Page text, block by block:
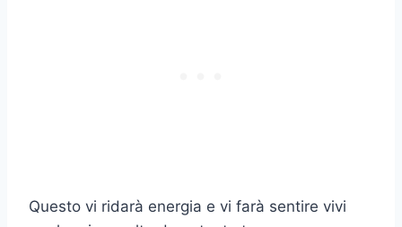
Questo vi ridarà energia e vi farà sentire vivi